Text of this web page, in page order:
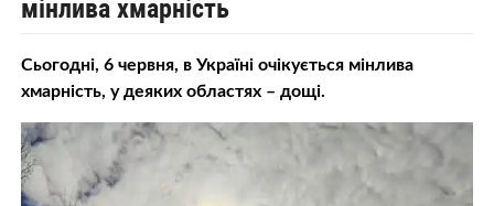
мінлива хмарність
Сьогодні, 6 червня, в Україні очікується мінлива
хмарність, у деяких областях – дощі.